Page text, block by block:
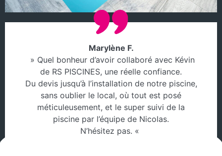
Marylène F.
» Quel bonheur d’avoir collaboré avec Kévin
de RS PISCINES, une réelle confiance.
Du devis jusqu’à l’installation de notre piscine,
sans oublier le local, où tout est posé
méticuleusement, et le super suivi de la
piscine par l’équipe de Nicolas.
N’hésitez pas. «